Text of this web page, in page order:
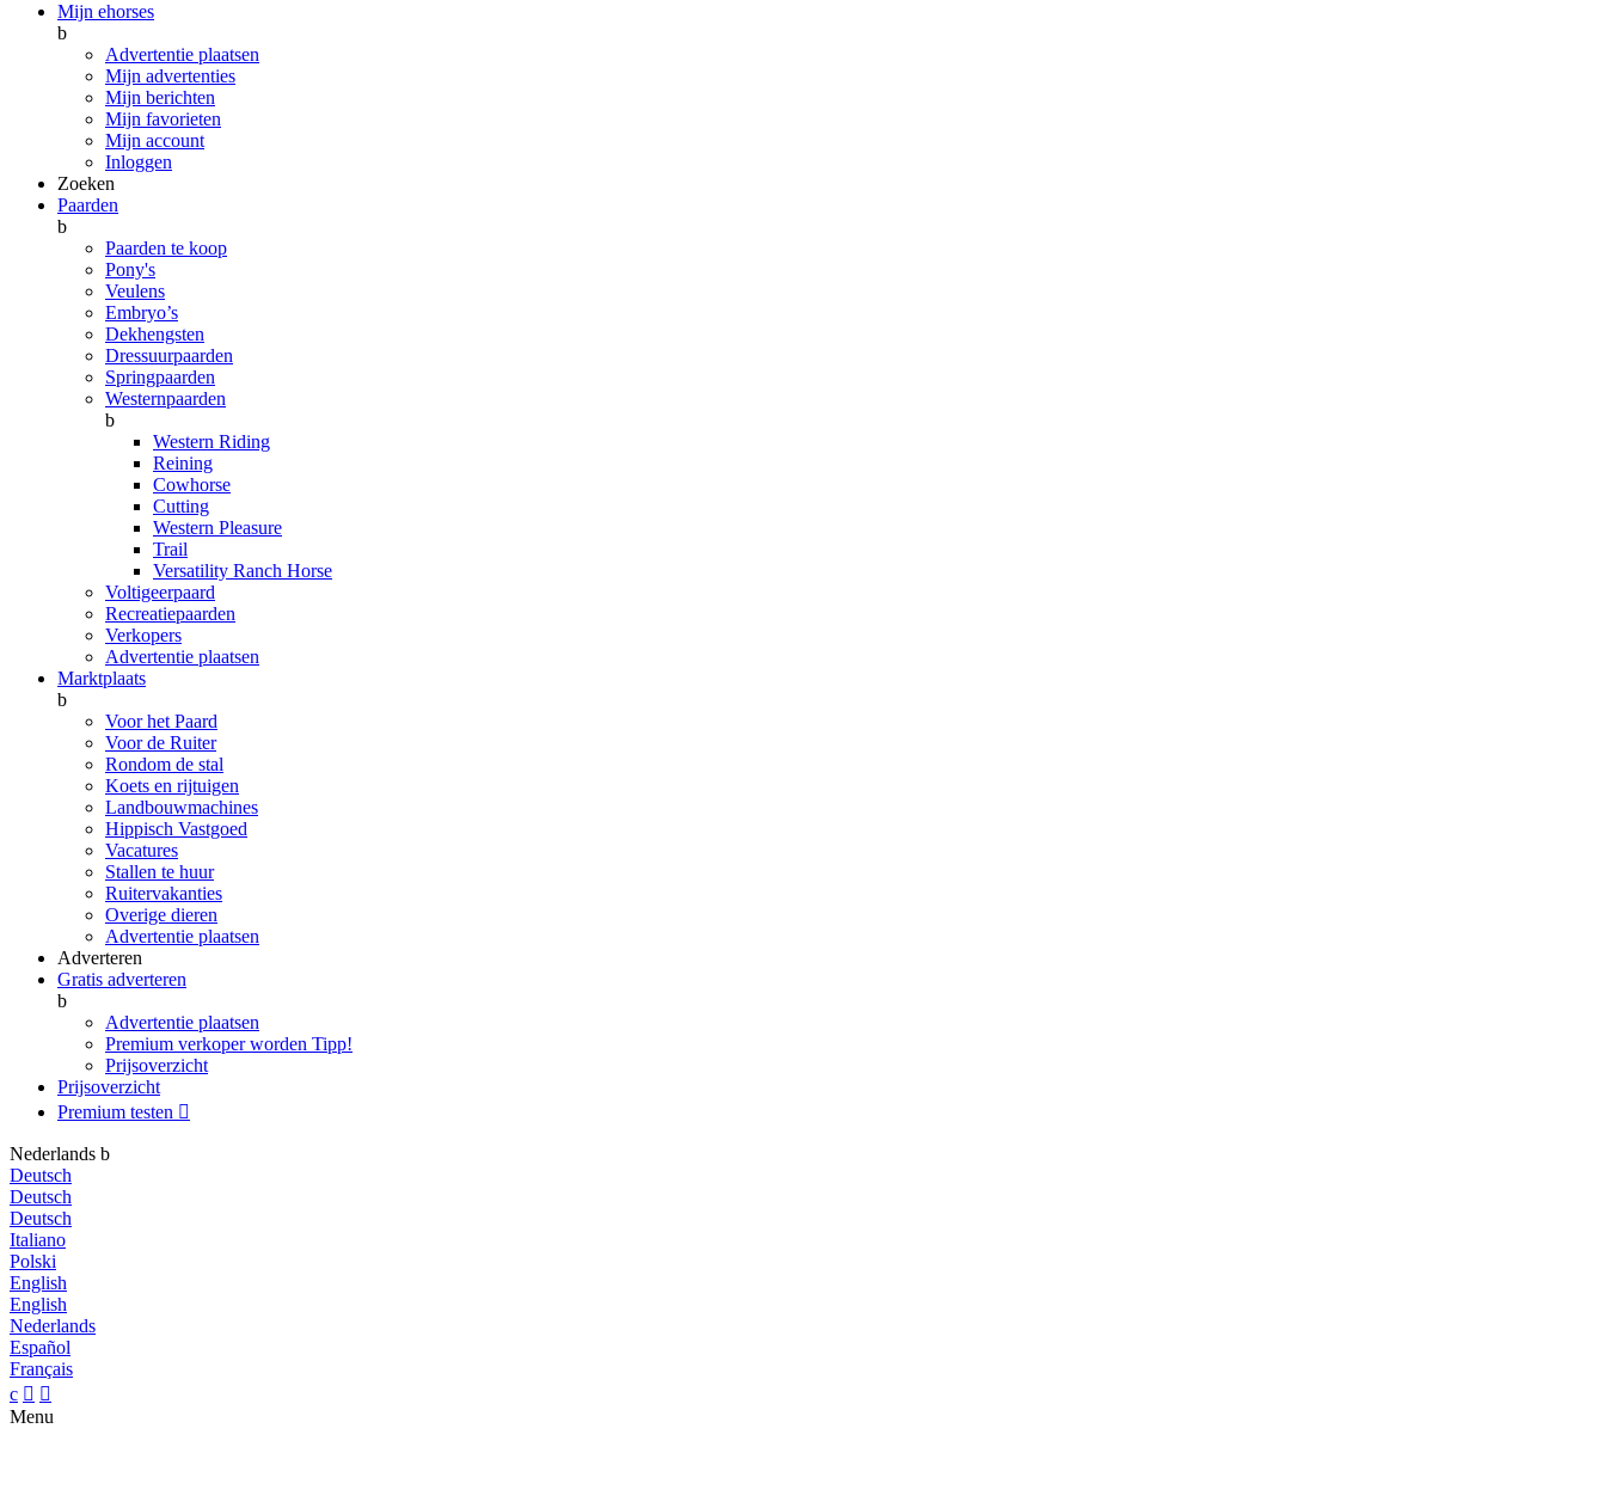
Mijn ehorses
b
Advertentie plaatsen
Mijn advertenties
Mijn berichten
Mijn favorieten
Mijn account
Inloggen
Zoeken
Paarden
b
Paarden te koop
Pony's
Veulens
Embryo’s
Dekhengsten
Dressuurpaarden
Springpaarden
Westernpaarden
b
Western Riding
Reining
Cowhorse
Cutting
Western Pleasure
Trail
Versatility Ranch Horse
Voltigeerpaard
Recreatiepaarden
Verkopers
Advertentie plaatsen
Marktplaats
b
Voor het Paard
Voor de Ruiter
Rondom de stal
Koets en rijtuigen
Landbouwmachines
Hippisch Vastgoed
Vacatures
Stallen te huur
Ruitervakanties
Overige dieren
Advertentie plaatsen
Adverteren
Gratis adverteren
b
Advertentie plaatsen
Premium verkoper worden Tipp!
Prijsoverzicht
Prijsoverzicht
Premium testen 
Nederlands b
Deutsch
Deutsch
Deutsch
Italiano
Polski
English
English
Nederlands
Español
Français
c  
Menu